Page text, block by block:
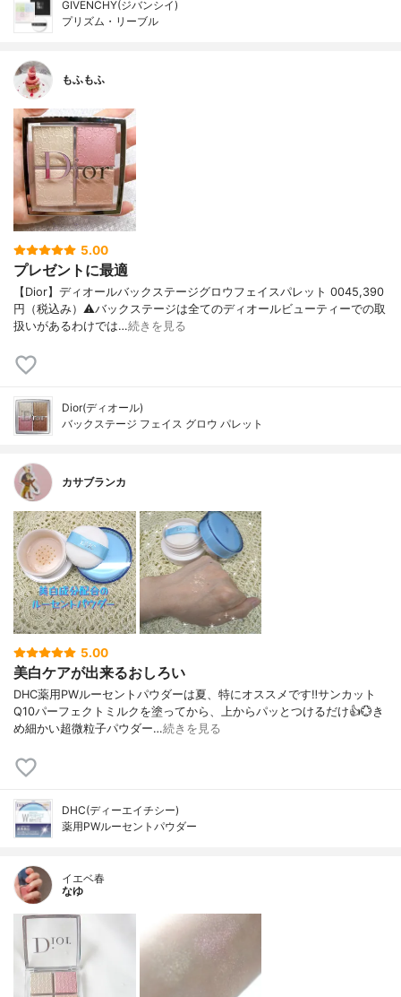
GIVENCHY(ジバンシイ)
プリズム・リーブル
もふもふ
5.00
プレゼントに最適
【Dior】ディオールバックステージグロウフェイスパレット 0045,390
円（税込み）⚠️バックステージは全てのディオールビューティーでの取
扱いがあるわけでは…続きを見る
Dior(ディオール)
バックステージ フェイス グロウ パレット
カサブランカ
5.00
美白ケアが出来るおしろい
DHC薬用PWルーセントパウダーは夏、特にオススメです‼️サンカット
Q10パーフェクトミルクを塗ってから、上からパッとつけるだけ👍️💮き
め細かい超微粒子パウダー…続きを見る
DHC(ディーエイチシー)
薬用PWルーセントパウダー
イエベ春
なゆ